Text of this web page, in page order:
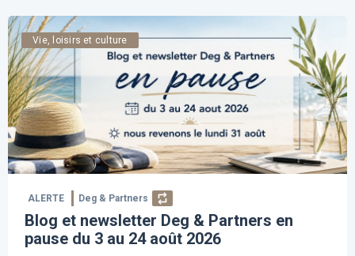
Vie, loisirs et culture
ALERTE Deg & Partners
Blog et newsletter Deg & Partners en
pause du 3 au 24 août 2026